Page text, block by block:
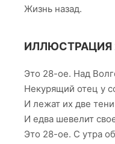
Жизнь назад.
ИЛЛЮСТРАЦИЯ
Это 28-ое. Над
Некурящий отец у
И лежат их две
И едва шевелит
Это 28-ое. С утра